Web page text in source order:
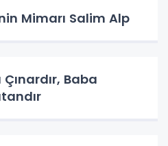
Mimarı Salim Alp
Baba